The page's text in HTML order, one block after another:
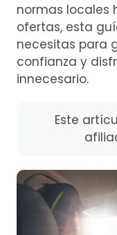
normas locales
ofertas, esta
necesitas para
confianza y
innecesario.
Este